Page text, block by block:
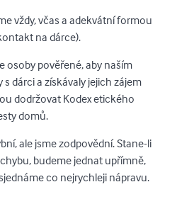
vždy, včas a adekvátní formou
na dárce).
osoby pověřené, aby naším
s dárci a získávaly jejich zájem
dodržovat Kodex etického
domů.
ale jsme zodpovědní. Stane-li
budeme jednat upřímně,
co nejrychleji nápravu.